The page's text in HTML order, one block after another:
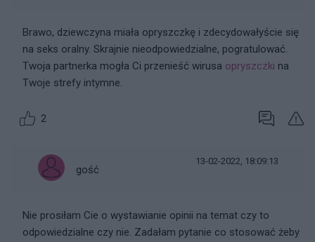
Brawo, dziewczyna miała opryszczkę i zdecydowałyście się
na seks oralny. Skrajnie nieodpowiedzialne, pogratulować.
Twoja partnerka mogła Ci przenieść wirusa opryszczki na
Twoje strefy intymne.
2
gość
13-02-2022, 18:09:13
Nie prosiłam Cie o wystawianie opinii na temat czy to
odpowiedzialne czy nie. Zadałam pytanie co stosować żeby